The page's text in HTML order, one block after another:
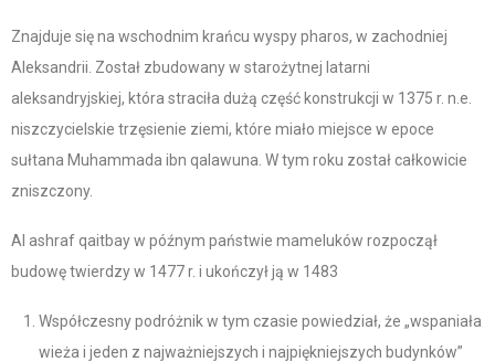
Znajduje się na wschodnim krańcu wyspy pharos, w zachodniej
Aleksandrii. Został zbudowany w starożytnej latarni
aleksandryjskiej, która straciła dużą część konstrukcji w 1375 r. n.e.
niszczycielskie trzęsienie ziemi, które miało miejsce w epoce
sułtana Muhammada ibn qalawuna. W tym roku został całkowicie
zniszczony.
Al ashraf qaitbay w późnym państwie mameluków rozpoczął
budowę twierdzy w 1477 r. i ukończył ją w 1483
Współczesny podróżnik w tym czasie powiedział, że „wspaniała
wieża i jeden z najważniejszych i najpiękniejszych budynków”